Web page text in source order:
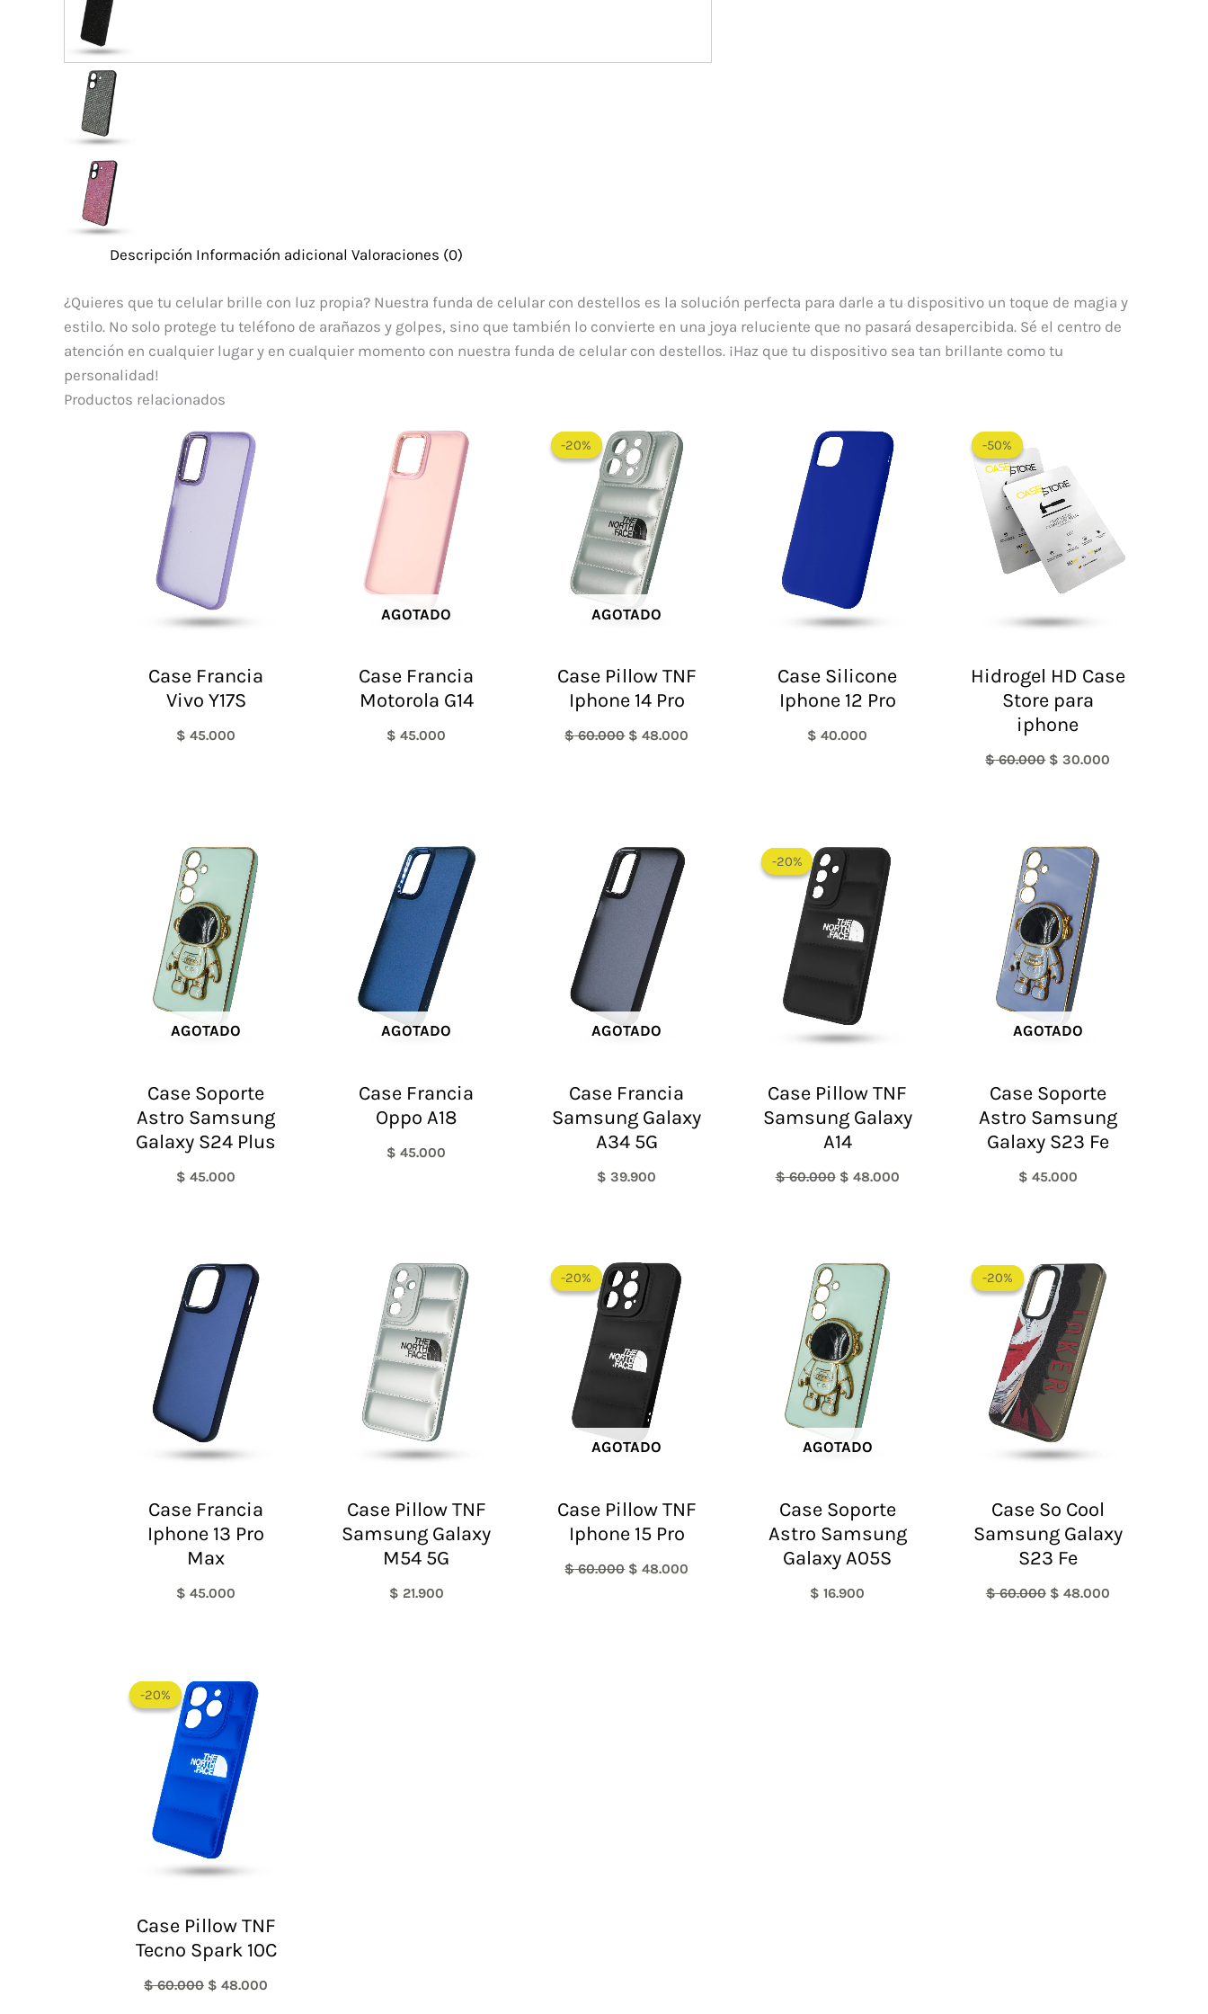
Descripción Información adicional Valoraciones (0)
¿Quieres que tu celular brille con luz propia? Nuestra funda de celular con destellos es la solución perfecta para darle a tu dispositivo un toque de magia y
estilo. No solo protege tu teléfono de arañazos y golpes, sino que también lo convierte en una joya reluciente que no pasará desapercibida. Sé el centro de
atención en cualquier lugar y en cualquier momento con nuestra funda de celular con destellos. ¡Haz que tu dispositivo sea tan brillante como tu
personalidad!
Productos relacionados
Case Francia
Vivo Y17S
$ 45.000
AGOTADO
Case Francia
Motorola G14
$ 45.000
-20%
AGOTADO
-20%
Case Pillow TNF
Iphone 14 Pro
$60.000
precio
original
era:
$ 60.000.
$ 48.000
Case Silicone
Iphone 12 Pro
$ 40.000
-50%
-50%
Hidrogel HD Case
Store para
iphone
$60.000
era:
$ 60.000.
$ 30.000
AGOTADO
Case Soporte
Astro Samsung
Galaxy S24 Plus
$ 45.000
AGOTADO
Case Francia
Oppo A18
$ 45.000
AGOTADO
Case Francia
Samsung Galaxy
A34 5G
$ 39.900
-20%
-20%
Case Pillow TNF
Samsung Galaxy
A14
$60.000
precio
original
era:
$ 60.000.
$ 48.000
AGOTADO
Case Soporte
Astro Samsung
Galaxy S23 Fe
$ 45.000
Case Francia
Iphone 13 Pro
Max
$ 45.000
Case Pillow TNF
Samsung Galaxy
M54 5G
$ 21.900
-20%
AGOTADO
-20%
Case Pillow TNF
Iphone 15 Pro
$60.000
precio
original
era:
$ 60.000.
$ 48.000
AGOTADO
Case Soporte
Astro Samsung
Galaxy A05S
$ 16.900
-20%
-20%
Case So Cool
Samsung Galaxy
S23 Fe
$60.000
precio
original
era:
$ 60.000.
$ 48.000
-20%
-20%
Case Pillow TNF
Tecno Spark 10C
$60.000
precio
original
era:
$ 60.000.
$ 48.000